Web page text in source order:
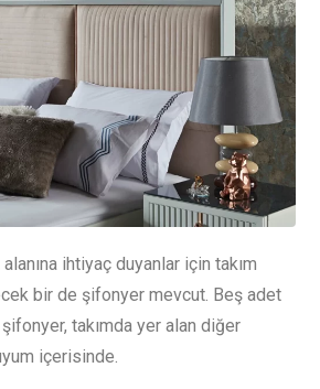
ihtiyaç duyanlar için takım
bir de şifonyer mevcut. Beş adet
takımda yer alan diğer
içerisinde.